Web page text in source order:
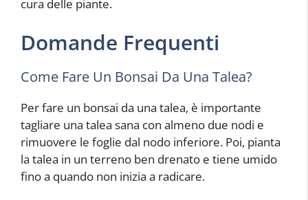
cura delle piante.
Domande Frequenti
Come Fare Un Bonsai Da Una Talea?
Per fare un bonsai da una talea, è importante
tagliare una talea sana con almeno due nodi e
rimuovere le foglie dal nodo inferiore. Poi, pianta
la talea in un terreno ben drenato e tiene umido
fino a quando non inizia a radicare.